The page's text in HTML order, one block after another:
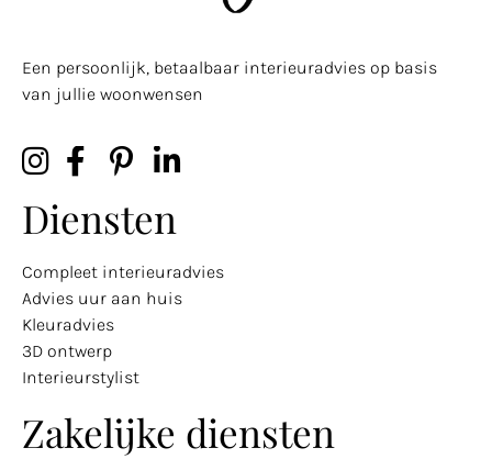
Een persoonlijk, betaalbaar interieuradvies op basis
van jullie woonwensen
Diensten
Compleet interieuradvies
Advies uur aan huis
Kleuradvies
3D ontwerp
Interieurstylist
Zakelijke diensten